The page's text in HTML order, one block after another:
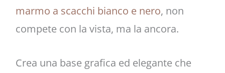
marmo a scacchi bianco e nero, non
compete con la vista, ma la ancora.
Crea una base grafica ed elegante che